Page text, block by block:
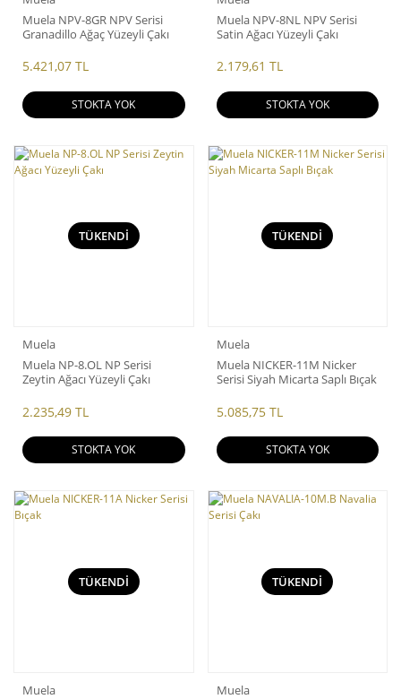
Muela NPV-8GR NPV Serisi
Granadillo Ağaç Yüzeyli Çakı
5.421,07 TL
STOKTA YOK
Muela NPV-8NL NPV Serisi
Satin Ağacı Yüzeyli Çakı
2.179,61 TL
STOKTA YOK
TÜKENDİ
Muela
Muela NP-8.OL NP Serisi
Zeytin Ağacı Yüzeyli Çakı
2.235,49 TL
STOKTA YOK
TÜKENDİ
Muela
Muela NICKER-11M Nicker
Serisi Siyah Micarta Saplı Bıçak
5.085,75 TL
STOKTA YOK
TÜKENDİ
Muela
TÜKENDİ
Muela